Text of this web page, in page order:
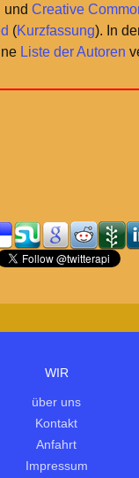
und Creative
(Kurzfassung). In
Liste der Autoren
WIR
über uns
Kontakt
Anfahrt
Impressum